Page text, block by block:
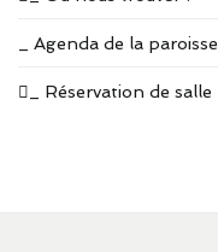
_ Agenda de la paroisse
_ Réservation de salle